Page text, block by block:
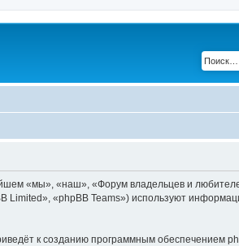
«мы», «наш», «Форум владельцев и
Limited», «phpBB Teams») используют
к созданию программным обеспечением